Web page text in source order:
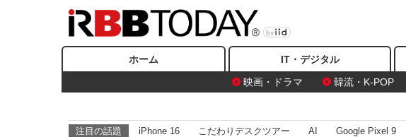
ホーム IT・デジタル
映画・ドラマ
韓流・K-POP
注目の話題 iPhone 16 こだわりデスクツアー AI Google Pixel 9